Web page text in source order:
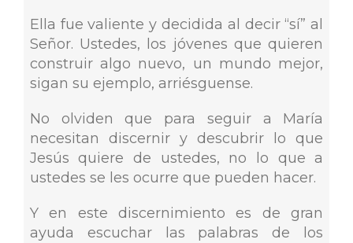
Ella fue valiente y decidida al decir “sí” al
Señor. Ustedes, los jóvenes que quieren
construir algo nuevo, un mundo mejor,
sigan su ejemplo, arriésguense.
No olviden que para seguir a María
necesitan discernir y descubrir lo que
Jesús quiere de ustedes, no lo que a
ustedes se les ocurre que pueden hacer.
Y en este discernimiento es de gran
ayuda escuchar las palabras de los